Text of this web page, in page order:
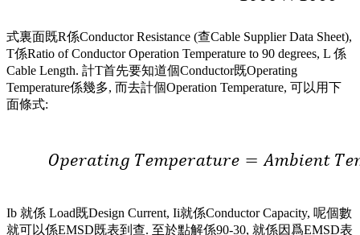
式裏面既R係Conductor Resistance (查Cable Supplier Data Sheet),
T係Ratio of Conductor Operation Temperature to 90 degrees, L 係
Cable Length. 計T首先要知道個Conductor既Operating
Temperature係幾多, 而去計個Operation Temperature, 可以用下
面條式:
Ib 就係 Load既Design Current, Ii就係Conductor Capacity, 呢個數
就可以係EMSD既表到查. 至於點解係90-30, 就係因爲EMSD表